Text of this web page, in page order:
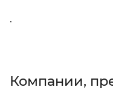
.
Компании,